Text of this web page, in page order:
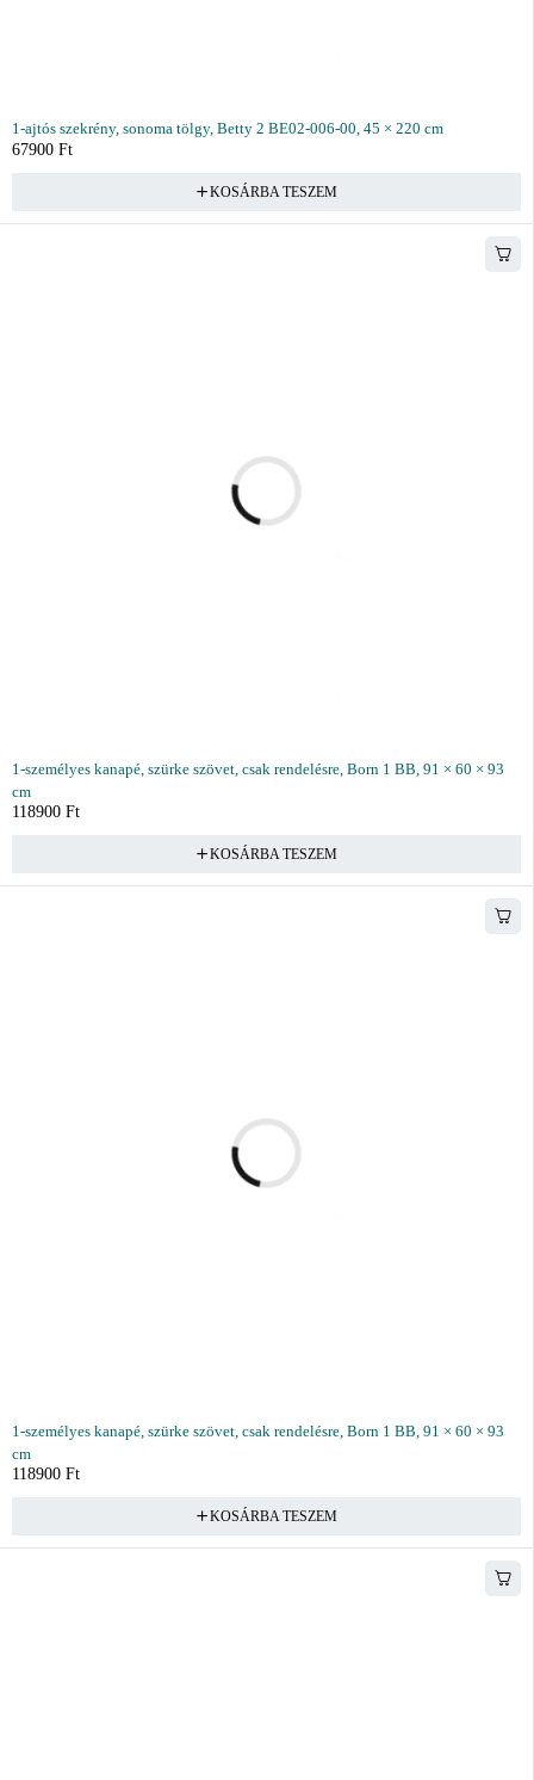
1-ajtós szekrény, sonoma tölgy, Betty 2 BE02-006-00, 45 × 220 cm
67900 Ft
KOSÁRBA TESZEM
1-személyes kanapé, szürke szövet, csak rendelésre, Born 1 BB, 91 × 60 × 93
cm
118900 Ft
KOSÁRBA TESZEM
1-személyes kanapé, szürke szövet, csak rendelésre, Born 1 BB, 91 × 60 × 93
cm
118900 Ft
KOSÁRBA TESZEM